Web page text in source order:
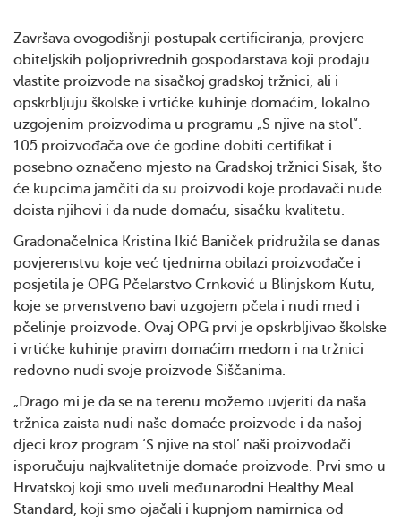
Završava ovogodišnji postupak certificiranja, provjere
obiteljskih poljoprivrednih gospodarstava koji prodaju
vlastite proizvode na sisačkoj gradskoj tržnici, ali i
opskrbljuju školske i vrtićke kuhinje domaćim, lokalno
uzgojenim proizvodima u programu „S njive na stol“.
105 proizvođača ove će godine dobiti certifikat i
posebno označeno mjesto na Gradskoj tržnici Sisak, što
će kupcima jamčiti da su proizvodi koje prodavači nude
doista njihovi i da nude domaću, sisačku kvalitetu.
Gradonačelnica Kristina Ikić Baniček pridružila se danas
povjerenstvu koje već tjednima obilazi proizvođače i
posjetila je OPG Pčelarstvo Crnković u Blinjskom Kutu,
koje se prvenstveno bavi uzgojem pčela i nudi med i
pčelinje proizvode. Ovaj OPG prvi je opskrbljivao školske
i vrtićke kuhinje pravim domaćim medom i na tržnici
redovno nudi svoje proizvode Siščanima.
„Drago mi je da se na terenu možemo uvjeriti da naša
tržnica zaista nudi naše domaće proizvode i da našoj
djeci kroz program ‘S njive na stol’ naši proizvođači
isporučuju najkvalitetnije domaće proizvode. Prvi smo u
Hrvatskoj koji smo uveli međunarodni Healthy Meal
Standard, koji smo ojačali i kupnjom namirnica od